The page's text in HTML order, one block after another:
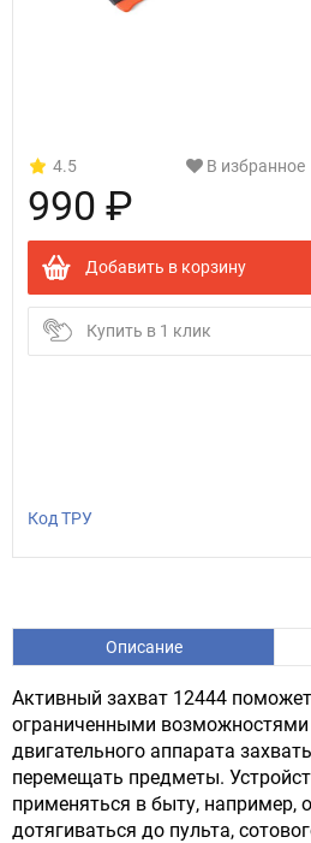
4.5 В избранное
990 ₽
Добавить в корзину
Купить в 1 клик
Код ТРУ
Описание
Активный захват 12444
ограниченными возможностями
двигательного аппарата
перемещать предметы.
применяться в быту, например,
дотягиваться до пульта,